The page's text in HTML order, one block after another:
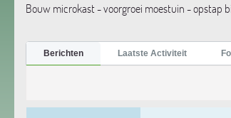
Bouw microkast - voorgroei moestuin - opstap
Berichten Laatste Activiteit